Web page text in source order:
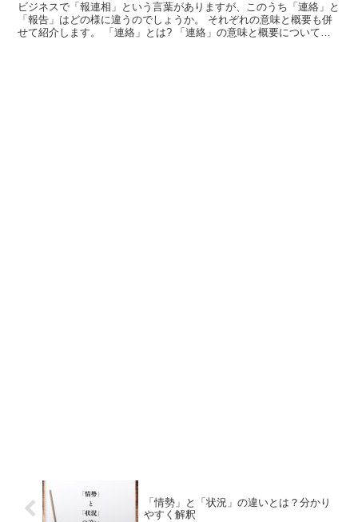
ビジネスで「報連相」という言葉がありますが、このうち「連絡」と
「報告」はどの様に違うのでしょうか。 それぞれの意味と概要も併
せて紹介します。 「連絡」とは? 「連絡」の意味と概要について紹
「情勢」と「状況」の違いとは？分かり
やすく解釈